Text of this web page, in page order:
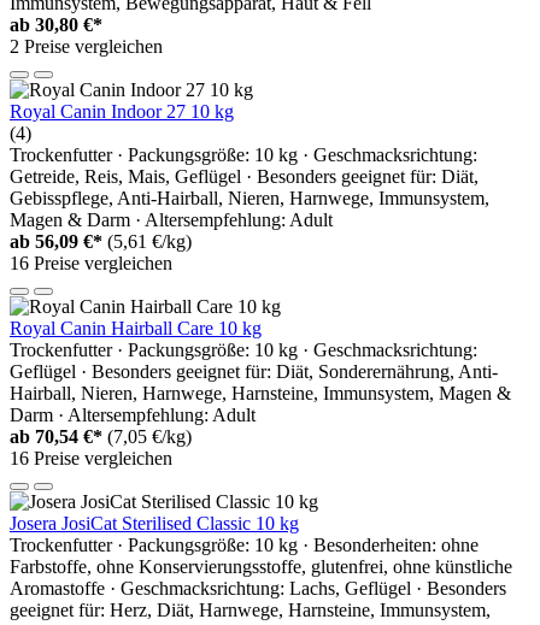
ab 30,80 €*
2 Preise vergleichen
Royal Canin Indoor 27 10 kg
(4)
Trockenfutter · Packungsgröße: 10 kg · Geschmacksrichtung:
Getreide, Reis, Mais, Geflügel · Besonders geeignet für: Diät,
Gebisspflege, Anti-Hairball, Nieren, Harnwege, Immunsystem,
Magen & Darm · Altersempfehlung: Adult
ab 56,09 €* (5,61 €/kg)
16 Preise vergleichen
Royal Canin Hairball Care 10 kg
Trockenfutter · Packungsgröße: 10 kg · Geschmacksrichtung:
Geflügel · Besonders geeignet für: Diät, Sonderernährung, Anti-
Hairball, Nieren, Harnwege, Harnsteine, Immunsystem, Magen &
Darm · Altersempfehlung: Adult
ab 70,54 €* (7,05 €/kg)
16 Preise vergleichen
Josera JosiCat Sterilised Classic 10 kg
Trockenfutter · Packungsgröße: 10 kg · Besonderheiten: ohne
Farbstoffe, ohne Konservierungsstoffe, glutenfrei, ohne künstliche
Aromastoffe · Geschmacksrichtung: Lachs, Geflügel · Besonders
geeignet für: Herz, Diät, Harnwege, Harnsteine, Immunsystem,